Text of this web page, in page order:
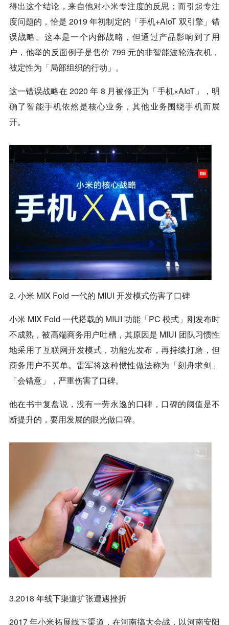
得出这个结论，来自他对小米专注度的反思；而引起专注
度问题的，恰是 2019 年初制定的「手机+AIoT 双引擎」错
误战略。这本是一个内部战略，但通过产品影响到了用
户，他举的反面例子是售价 799 元的非智能波轮洗衣机，
被定性为「局部组织的行动」。
这一错误战略在 2020 年 8 月被修正为「手机×AIoT」，明
确了智能手机依然是核心业务，其他业务围绕手机而展
开。
2. 小米 MIX Fold 一代的 MIUI 开发模式伤害了口碑
小米 MIX Fold 一代搭载的 MIUI 功能「PC 模式」刚发布时
不成熟，被高端商务用户吐槽，其原因是 MIUI 团队习惯性
地采用了互联网开发模式，功能先发布，再持续打磨，但
商务用户不买单。雷军将这种惯性做法称为「刻舟求剑」
「会错意」，严重伤害了口碑。
他在书中复盘说，没有一劳永逸的口碑，口碑的阈值是不
断提升的，要用发展的眼光做口碑。
3.2018 年线下渠道扩张遭遇挫折
2017 年小米拓展线下渠道，在河南搞大会战，以河南安阳